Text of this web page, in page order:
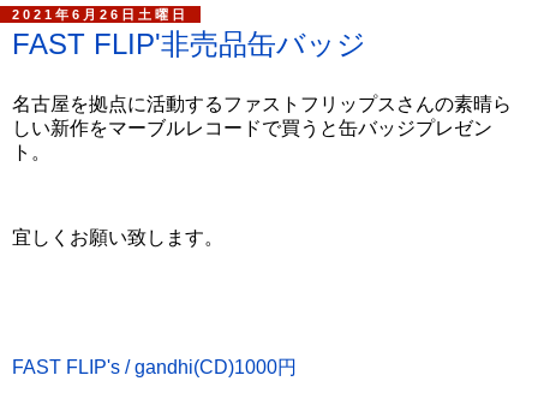
2021年6月26日土曜日
FAST FLIP'非売品缶バッジ
名古屋を拠点に活動するファストフリップスさんの素晴ら
しい新作をマーブルレコードで買うと缶バッジプレゼン
ト。
宜しくお願い致します。
FAST FLIP's / gandhi(CD)1000円